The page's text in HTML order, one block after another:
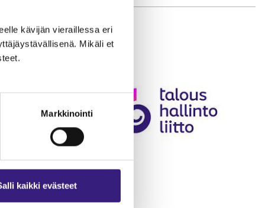
kävijän vieraillessa eri
Mikäli et
Markkinointi
kaikki evästeet